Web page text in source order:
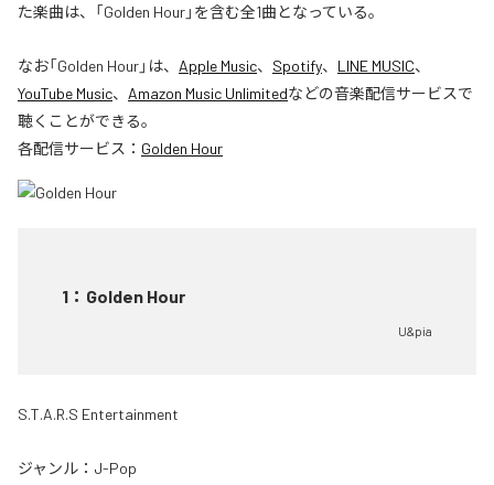
た楽曲は、「Golden Hour」を含む全1曲となっている。
なお「Golden Hour」は、 Apple Music、 Spotify、 LINE MUSIC、
YouTube Music、 Amazon Music Unlimitedなどの音楽配信サービスで
聴くことができる。
各配信サービス： Golden Hour
1 ： Golden Hour
U&pia
S.T.A.R.S Entertainment
ジャンル： J-Pop